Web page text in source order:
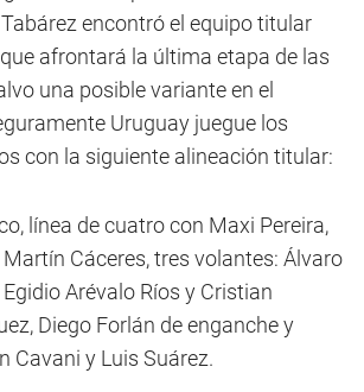
encontró el equipo titular
afrontará la última etapa de las
una posible variante en el
Uruguay juegue los
con la siguiente alineación titular:
línea de cuatro con Maxi Pereira,
Cáceres, tres volantes: Álvaro
Egidio Arévalo Ríos y Cristian
Diego Forlán de enganche y
Cavani y Luis Suárez.